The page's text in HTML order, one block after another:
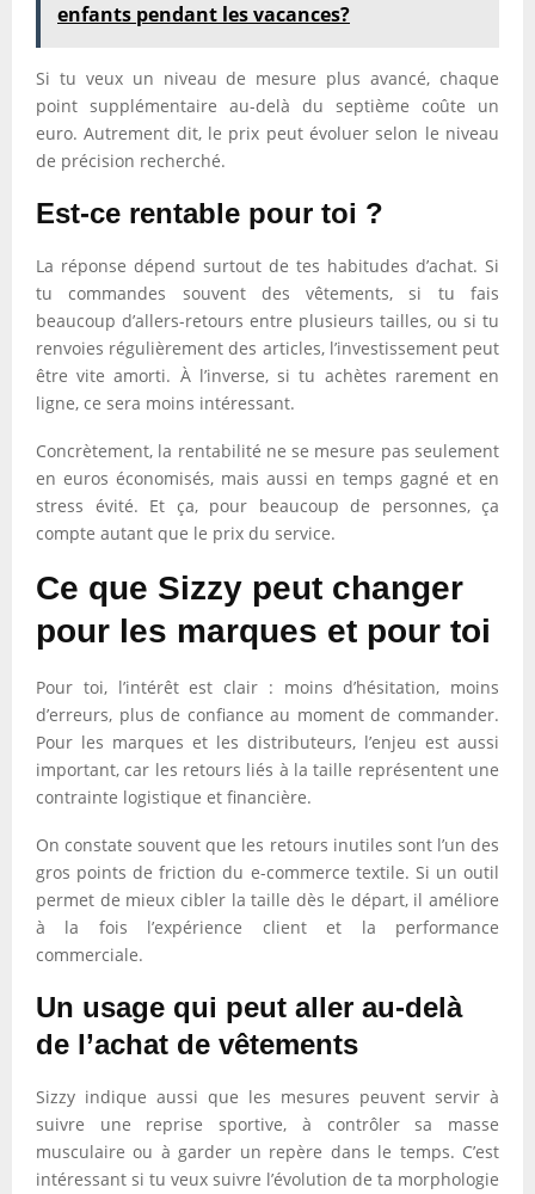
enfants pendant les vacances?
Si tu veux un niveau de mesure plus avancé, chaque
point supplémentaire au-delà du septième coûte un
euro. Autrement dit, le prix peut évoluer selon le niveau
de précision recherché.
Est-ce rentable pour toi ?
La réponse dépend surtout de tes habitudes d’achat. Si
tu commandes souvent des vêtements, si tu fais
beaucoup d’allers-retours entre plusieurs tailles, ou si tu
renvoies régulièrement des articles, l’investissement peut
être vite amorti. À l’inverse, si tu achètes rarement en
ligne, ce sera moins intéressant.
Concrètement, la rentabilité ne se mesure pas seulement
en euros économisés, mais aussi en temps gagné et en
stress évité. Et ça, pour beaucoup de personnes, ça
compte autant que le prix du service.
Ce que Sizzy peut changer
pour les marques et pour toi
Pour toi, l’intérêt est clair : moins d’hésitation, moins
d’erreurs, plus de confiance au moment de commander.
Pour les marques et les distributeurs, l’enjeu est aussi
important, car les retours liés à la taille représentent une
contrainte logistique et financière.
On constate souvent que les retours inutiles sont l’un des
gros points de friction du e-commerce textile. Si un outil
permet de mieux cibler la taille dès le départ, il améliore
à la fois l’expérience client et la performance
commerciale.
Un usage qui peut aller au-delà
de l’achat de vêtements
Sizzy indique aussi que les mesures peuvent servir à
suivre une reprise sportive, à contrôler sa masse
musculaire ou à garder un repère dans le temps. C’est
intéressant si tu veux suivre l’évolution de ta morphologie